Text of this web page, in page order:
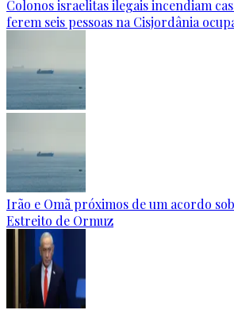
Colonos israelitas ilegais incendiam
ferem seis pessoas na Cisjordânia
Irão e Omã próximos de um acordo
Estreito de Ormuz